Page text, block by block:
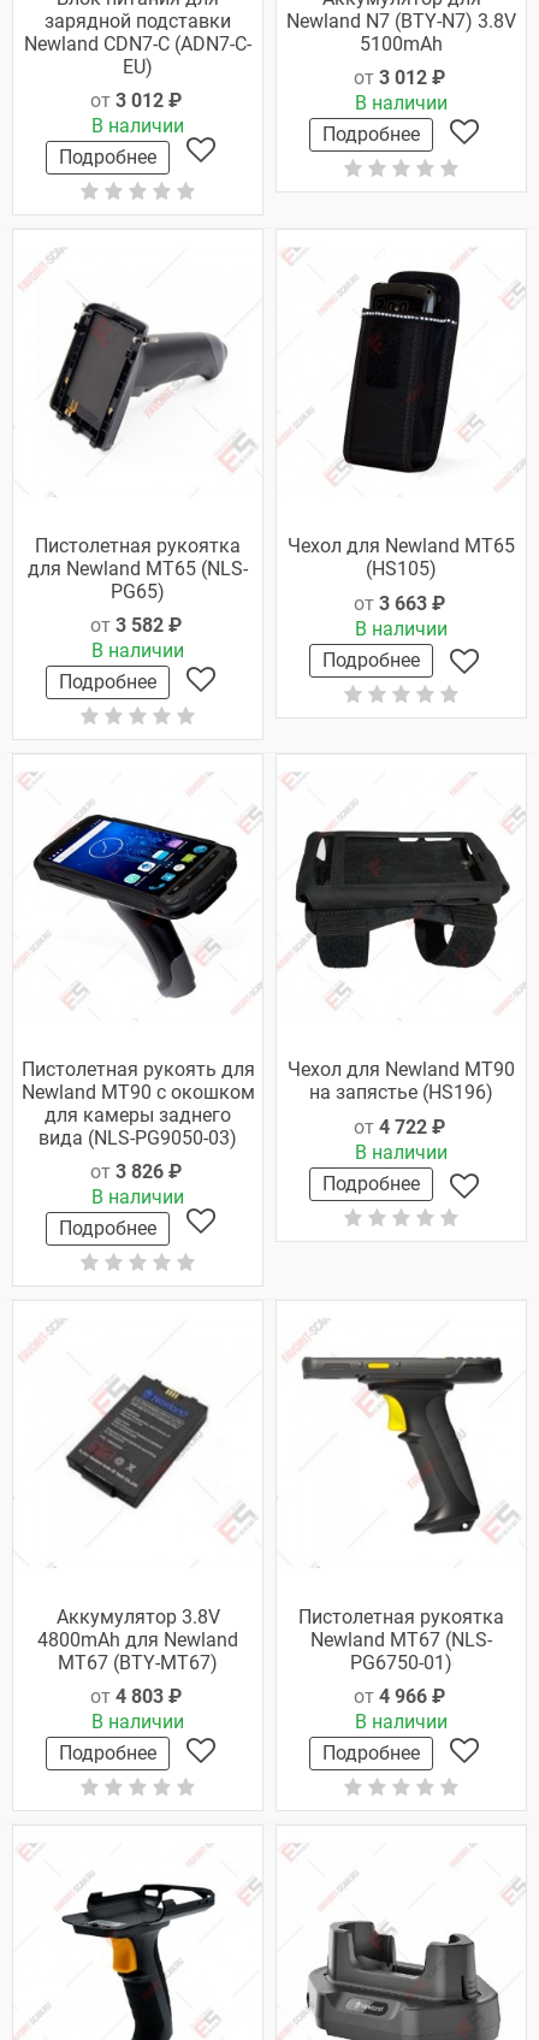
зарядной подставки
Newland CDN7-C (ADN7-C-
EU)
от 3 012 ₽
В наличии
Подробнее
Newland N7 (BTY-N7) 3.8V
5100mAh
от 3 012 ₽
В наличии
Подробнее
Пистолетная рукоятка
для Newland MT65 (NLS-
PG65)
от 3 582 ₽
В наличии
Подробнее
Чехол для Newland MT65
(HS105)
от 3 663 ₽
В наличии
Подробнее
Пистолетная рукоять для
Newland MT90 с окошком
для камеры заднего
вида (NLS-PG9050-03)
от 3 826 ₽
В наличии
Подробнее
Чехол для Newland MT90
на запястье (HS196)
от 4 722 ₽
В наличии
Подробнее
Аккумулятор 3.8V
4800mAh для Newland
MT67 (BTY-MT67)
от 4 803 ₽
В наличии
Подробнее
Пистолетная рукоятка
Newland MT67 (NLS-
PG6750-01)
от 4 966 ₽
В наличии
Подробнее